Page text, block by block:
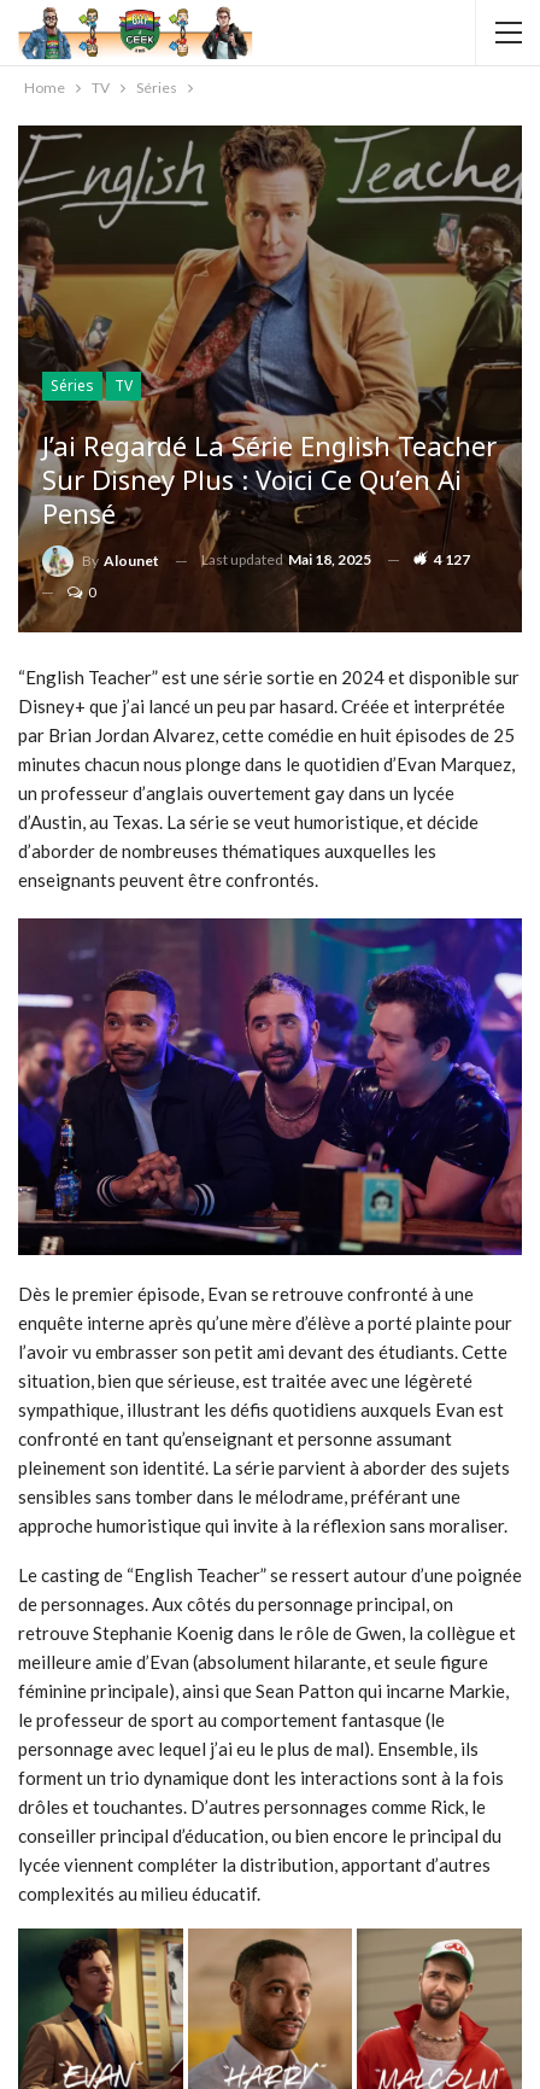
Home TV Séries
Séries TV
J’ai Regardé La Série English Teacher
Sur Disney Plus : Voici Ce Qu’en Ai
Pensé
By Alounet Last updated Mai 18, 2025
4 127
0
“English Teacher” est une série sortie en 2024 et disponible sur
Disney+ que j’ai lancé un peu par hasard. Créée et interprétée
par Brian Jordan Alvarez, cette comédie en huit épisodes de 25
minutes chacun nous plonge dans le quotidien d’Evan Marquez,
un professeur d’anglais ouvertement gay dans un lycée
d’Austin, au Texas. La série se veut humoristique, et décide
d’aborder de nombreuses thématiques auxquelles les
enseignants peuvent être confrontés.
Dès le premier épisode, Evan se retrouve confronté à une
enquête interne après qu’une mère d’élève a porté plainte pour
l’avoir vu embrasser son petit ami devant des étudiants. Cette
situation, bien que sérieuse, est traitée avec une légèreté
sympathique, illustrant les défis quotidiens auxquels Evan est
confronté en tant qu’enseignant et personne assumant
pleinement son identité. La série parvient à aborder des sujets
sensibles sans tomber dans le mélodrame, préférant une
approche humoristique qui invite à la réflexion sans moraliser.
Le casting de “English Teacher” se ressert autour d’une poignée
de personnages. Aux côtés du personnage principal, on
retrouve Stephanie Koenig dans le rôle de Gwen, la collègue et
meilleure amie d’Evan (absolument hilarante, et seule figure
féminine principale), ainsi que Sean Patton qui incarne Markie,
le professeur de sport au comportement fantasque (le
personnage avec lequel j’ai eu le plus de mal). Ensemble, ils
forment un trio dynamique dont les interactions sont à la fois
drôles et touchantes. D’autres personnages comme Rick, le
conseiller principal d’éducation, ou bien encore le principal du
lycée viennent compléter la distribution, apportant d’autres
complexités au milieu éducatif.